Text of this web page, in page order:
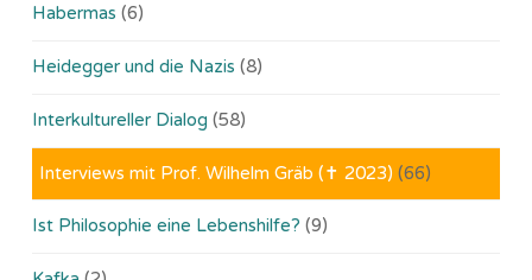
Habermas (6)
Heidegger und die Nazis (8)
Interkultureller Dialog (58)
Interviews mit Prof. Wilhelm Gräb (✝ 2023) (66)
Ist Philosophie eine Lebenshilfe? (9)